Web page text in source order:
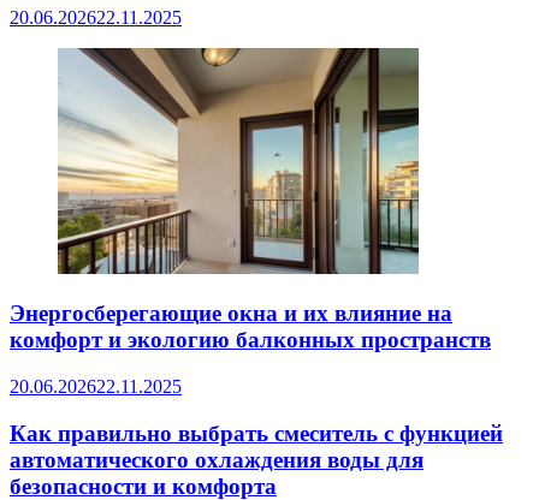
20.06.202622.11.2025
Энергосберегающие окна и их влияние на
комфорт и экологию балконных пространств
20.06.202622.11.2025
Как правильно выбрать смеситель с функцией
автоматического охлаждения воды для
безопасности и комфорта